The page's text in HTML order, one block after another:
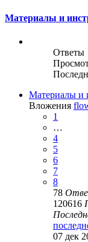
Материалы и
Ответы
Материалы и
Вложения
1
…
4
5
6
7
8
78
120616
07 дек